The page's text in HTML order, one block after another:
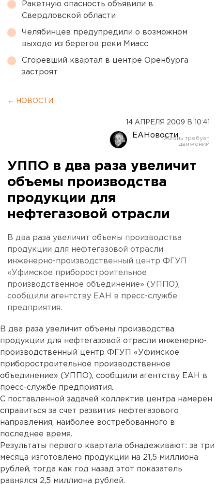
Ракетную опасность объявили в
Свердловской области
Челябинцев предупредили о возможном
выходе из берегов реки Миасс
Сгоревший квартал в центре Оренбурга
застроят
← НОВОСТИ
14 АПРЕЛЯ 2009 В 10:41
ЕАНовости
УППО в два раза увеличит
объемы производства
продукции для
нефтегазовой отрасли
В два раза увеличит объемы производства
продукции для нефтегазовой отрасли
инженерно-производственный центр ФГУП
«Уфимское приборостроительное
производственное объединение» (УППО),
сообщили агентству ЕАН в пресс-службе
предприятия.
В два раза увеличит объемы производства
продукции для нефтегазовой отрасли инженерно-
производственный центр ФГУП «Уфимское
приборостроительное производственное
объединение» (УППО), сообщили агентству ЕАН в
пресс-службе предприятия.
С поставленной задачей коллектив центра намерен
справиться за счет развития нефтегазового
направления, наиболее востребованного в
последнее время.
Результаты первого квартала обнадеживают: за три
месяца изготовлено продукции на 21,5 миллиона
рублей, тогда как год назад этот показатель
равнялся 2,5 миллиона рублей.